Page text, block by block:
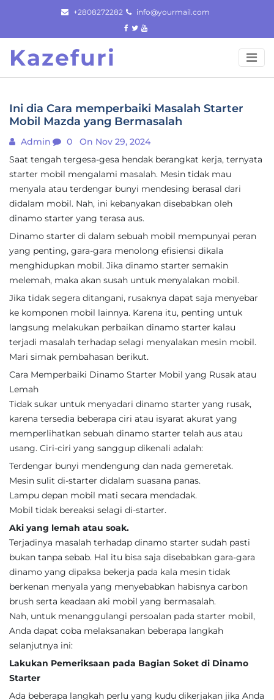
content
+2808272282 info@yourmail.com
Kazefuri
Ini dia Cara memperbaiki Masalah Starter
Mobil Mazda yang Bermasalah
Admin 0
On Nov 29, 2024
Saat tengah tergesa-gesa hendak berangkat kerja, ternyata
starter mobil mengalami masalah. Mesin tidak mau
menyala atau terdengar bunyi mendesing berasal dari
didalam mobil. Nah, ini kebanyakan disebabkan oleh
dinamo starter yang terasa aus.
Dinamo starter di dalam sebuah mobil mempunyai peran
yang penting, gara-gara menolong efisiensi dikala
menghidupkan mobil. Jika dinamo starter semakin
melemah, maka akan susah untuk menyalakan mobil.
Jika tidak segera ditangani, rusaknya dapat saja menyebar
ke komponen mobil lainnya. Karena itu, penting untuk
langsung melakukan perbaikan dinamo starter kalau
terjadi masalah terhadap selagi menyalakan mesin mobil.
Mari simak pembahasan berikut.
Cara Memperbaiki Dinamo Starter Mobil yang Rusak atau
Lemah
Tidak sukar untuk menyadari dinamo starter yang rusak,
karena tersedia beberapa ciri atau isyarat akurat yang
memperlihatkan sebuah dinamo starter telah aus atau
usang. Ciri-ciri yang sanggup dikenali adalah:
Terdengar bunyi mendengung dan nada gemeretak.
Mesin sulit di-starter didalam suasana panas.
Lampu depan mobil mati secara mendadak.
Mobil tidak bereaksi selagi di-starter.
Aki yang lemah atau soak.
Terjadinya masalah terhadap dinamo starter sudah pasti
bukan tanpa sebab. Hal itu bisa saja disebabkan gara-gara
dinamo yang dipaksa bekerja pada kala mesin tidak
berkenan menyala yang menyebabkan habisnya carbon
brush serta keadaan aki mobil yang bermasalah.
Nah, untuk menanggulangi persoalan pada starter mobil,
Anda dapat coba melaksanakan beberapa langkah
selanjutnya ini:
Lakukan Pemeriksaan pada Bagian Soket di Dinamo
Starter
Ada beberapa langkah perlu yang kudu dikerjakan jika Anda